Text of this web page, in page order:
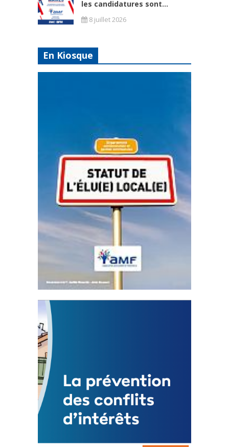
les candidatures sont...
8 juillet 2026
En Kiosque
Statut de l’élu local
3 avril 2024
Mise à jour avril 2024
FEUILLETER